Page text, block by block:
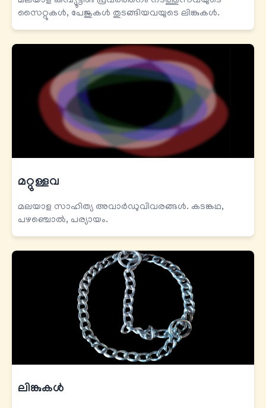
സൈറ്റുകള്‍, പേജുകള്‍ തുടങ്ങിയവയുടെ ലിങ്കുകള്‍.
മറ്റുള്ളവ
മലയാള സാഹിത്യ അവാർഡുവിവരങ്ങൾ. കടങ്കഥ,
പഴഞ്ചൊൽ, പര്യായം.
ലിങ്കുകള്‍